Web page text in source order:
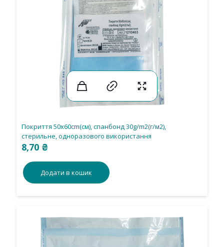
Покриття 50х60cm(см), спанбонд 30g/m2(г/м2),
стерильне, одноразового використання
8,70 ₴
Додати в кошик